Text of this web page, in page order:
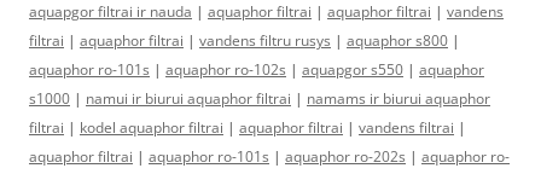
aquapgor filtrai ir nauda | aquaphor filtrai | aquaphor filtrai | vandens
filtrai | aquaphor filtrai | vandens filtru rusys | aquaphor s800 |
aquaphor ro-101s | aquaphor ro-102s | aquapgor s550 | aquaphor
s1000 | namui ir biurui aquaphor filtrai | namams ir biurui aquaphor
filtrai | kodel aquaphor filtrai | aquaphor filtrai | vandens filtrai |
aquaphor filtrai | aquaphor ro-101s | aquaphor ro-202s | aquaphor ro-